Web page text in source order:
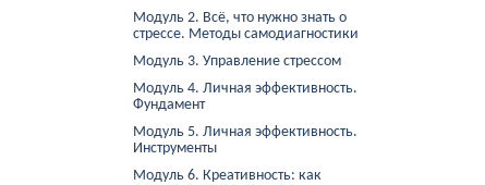
Модуль 2. Всё, что нужно знать о
стрессе. Методы самодиагностики
Модуль 3. Управление стрессом
Модуль 4. Личная эффективность.
Фундамент
Модуль 5. Личная эффективность.
Инструменты
Модуль 6. Креативность: как